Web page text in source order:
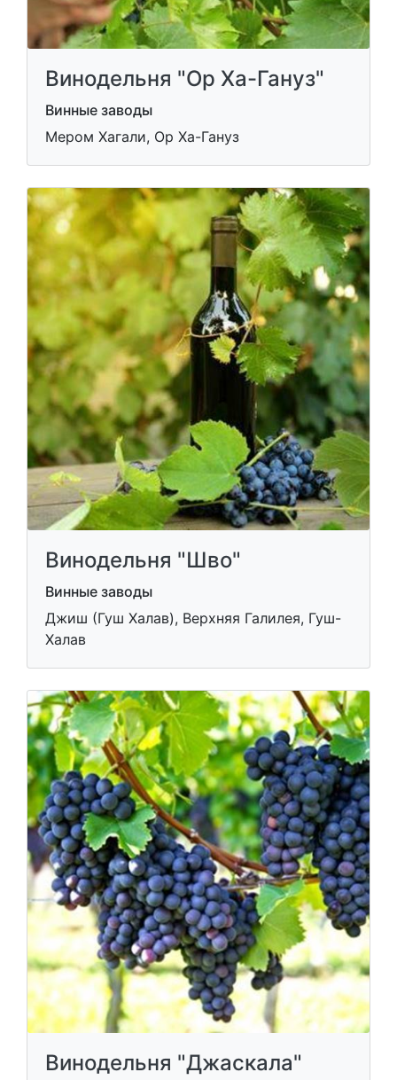
Винодельня "Ор Ха-Гануз"
Винные заводы
Мером Хагали, Ор Ха-Гануз
Винодельня "Шво"
Винные заводы
Джиш (Гуш Халав), Верхняя Галилея, Гуш-
Халав
Винодельня "Джаскала"